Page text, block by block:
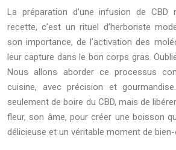
La préparation d’une infusion de CBD
recette, c’est un rituel d’herboriste
son importance, de l’activation des
leur capture dans le bon corps gras.
Nous allons aborder ce processus
cuisine, avec précision et
seulement de boire du CBD, mais de
fleur, son âme, pour créer une boisson
délicieuse et un véritable moment de bien-